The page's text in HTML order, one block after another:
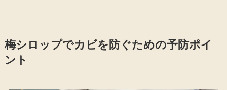
梅シロップでカビを防ぐための予防ポイ
ント